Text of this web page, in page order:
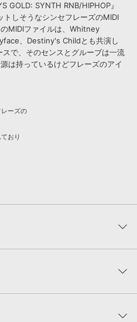
GOLD: SYNTH RNB/HIPHOP』
しそうなシンセフレーズのMIDI
MIDIファイルは、Whitney
、Destiny's Childとも共演し
で、そのセンスとグルーブは一流
は持っているけどフレーズのアイ
ーズの
おり